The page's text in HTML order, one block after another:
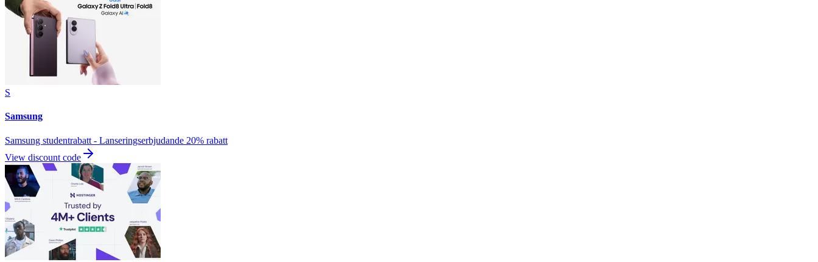
S
Samsung
Samsung studentrabatt - Lanseringserbjudande 20% rabatt
View discount code